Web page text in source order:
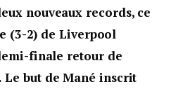
nouveaux records, ce
(3-2) de Liverpool
finale retour de
Le but de Mané inscrit